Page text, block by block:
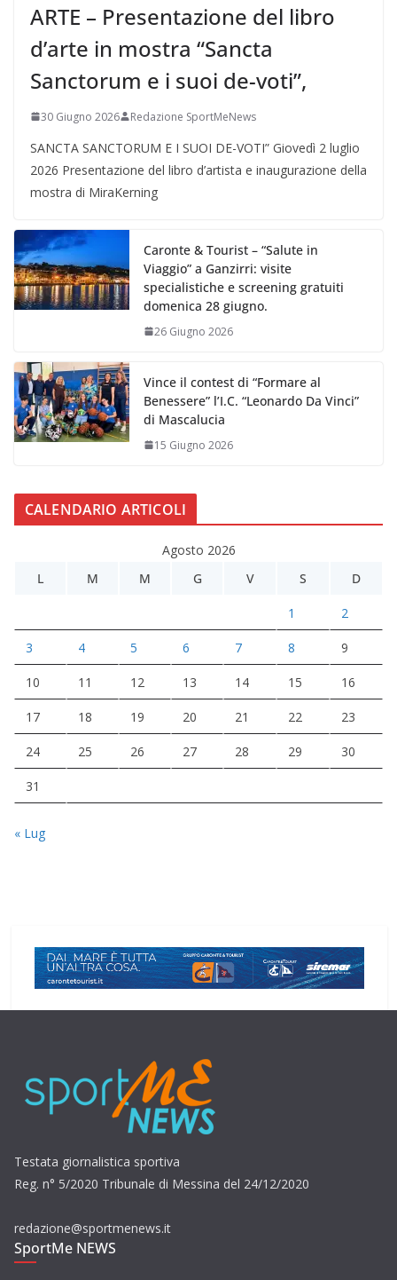
ARTE – Presentazione del libro
d’arte in mostra “Sancta
Sanctorum e i suoi de-voti”,
30 Giugno 2026 Redazione SportMeNews
SANCTA SANCTORUM E I SUOI DE-VOTI” Giovedì 2 luglio
2026 Presentazione del libro d’artista e inaugurazione della
mostra di MiraKerning
Caronte & Tourist – “Salute in
Viaggio” a Ganzirri: visite
specialistiche e screening gratuiti
domenica 28 giugno.
26 Giugno 2026
Vince il contest di “Formare al
Benessere” l’I.C. “Leonardo Da Vinci”
di Mascalucia
15 Giugno 2026
CALENDARIO ARTICOLI
Agosto 2026
L
M M G V S D
1 2
3 4 5 6 7 8 9
10 11 12 13 14 15 16
17 18 19 20 21 22 23
24 25 26 27 28 29 30
31
« Lug
Testata giornalistica sportiva
Reg. n° 5/2020 Tribunale di Messina del 24/12/2020
redazione@sportmenews.it
SportMe NEWS